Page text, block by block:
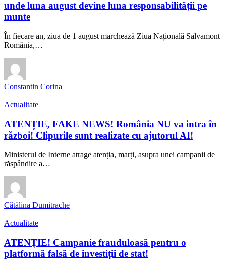
unde luna august devine luna responsabilității pe
munte
În fiecare an, ziua de 1 august marchează Ziua Națională Salvamont
România,…
Constantin Corina
Actualitate
ATENȚIE, FAKE NEWS! România NU va intra în
război! Clipurile sunt realizate cu ajutorul AI!
Ministerul de Interne atrage atenția, marți, asupra unei campanii de
răspândire a…
Cătălina Dumitrache
Actualitate
ATENȚIE! Campanie frauduloasă pentru o
platformă falsă de investiţii de stat!